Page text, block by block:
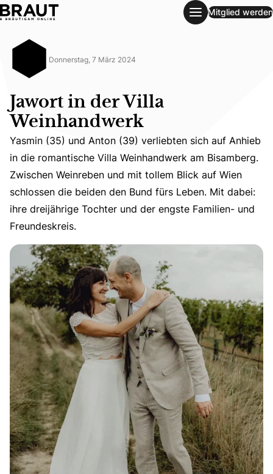
Mitglied werden
Donnerstag, 7 März 2024
Jawort in der Villa
Weinhandwerk
Yasmin (35) und Anton (39) verliebten sich auf Anhieb
Yasmin (35) und Anton (39) verliebten sich auf Anhieb
in die romantische Villa Weinhandwerk am Bisamberg.
Zwischen Weinreben und mit tollem Blick auf Wien
schlossen die beiden den Bund fürs Leben. Mit dabei:
ihre dreijährige Tochter und der engste Familien- und
Freundeskreis.